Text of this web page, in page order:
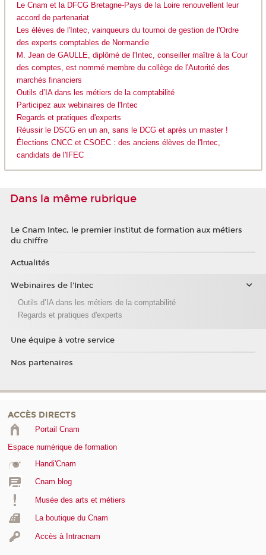
Le Cnam et la DFCG Bretagne-Pays de la Loire renouvellent leur
accord de partenariat
Les élèves de l'Intec, vainqueurs du tournoi de gestion de l'Ordre
des experts comptables de Normandie
M. Jean de GAULLE, diplômé de l'Intec, conseiller maître à la Cour
des comptes, est nommé membre du collège de l'Autorité des
marchés financiers
Outils d’IA dans les métiers de la comptabilité
Participez aux webinaires de l'Intec
Regards et pratiques d'experts
Réussir le DSCG en un an, sans le DCG et après un master !
Élections CNCC et CSOEC : des anciens élèves de l'Intec,
candidats de l'IFEC
Dans la même rubrique
Le Cnam Intec, le premier institut de formation aux métiers
du chiffre
Actualités
Webinaires de l'Intec
Outils d’IA dans les métiers de la comptabilité
Regards et pratiques d'experts
Une équipe à votre service
Nos partenaires
ACCÈS DIRECTS
Portail Cnam
Espace numérique de formation
Handi'Cnam
Cnam blog
Musée des arts et métiers
La boutique du Cnam
Accès à Intracnam